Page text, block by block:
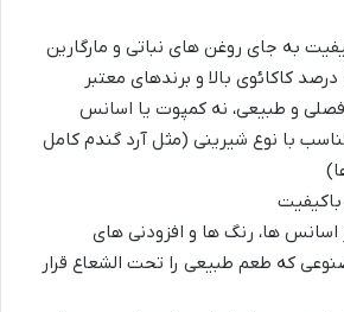
به جای روغن های نباتی و مارگارین
کاکائوی بالا و برندهای معتبر
فصلی و طبیعی، نه کمپوت یا اسانس
با نوع شیرینی (مثل آرد گندم کامل
باکیفیت
اسانس ها، رنگ ها و افزودنی های
که طعم طبیعی را تحت الشعاع قرار